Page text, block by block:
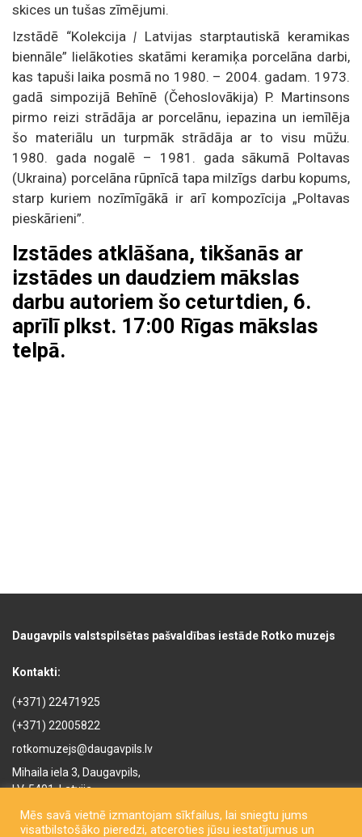
skices un tušas zīmējumi.
Izstādē “Kolekcija| Latvijas starptautiskā keramikas
biennāle” lielākoties skatāmi keramiķa porcelāna darbi,
kas tapuši laika posmā no 1980. – 2004. gadam. 1973.
gadā simpozijā Behīnē (Čehoslovākija) P. Martinsons
pirmo reizi strādāja ar porcelānu, iepazina un iemīlēja
šo materiālu un turpmāk strādāja ar to visu mūžu.
1980. gada nogalē – 1981. gada sākumā Poltavas
(Ukraina) porcelāna rūpnīcā tapa milzīgs darbu kopums,
starp kuriem nozīmīgākā ir arī kompozīcija „Poltavas
pieskārieni”.
Izstādes atklāšana, tikšanās ar
izstādes un daudziem mākslas
darbu autoriem šo ceturtdien, 6.
aprīlī plkst. 17:00 Rīgas mākslas
telpā.
Daugavpils valstspilsētas pašvaldības iestāde Rotko muzejs
Kontakti:
(+371) 22471925
(+371) 22005822
rotkomuzejs@daugavpils.lv
Mihaila iela 3, Daugavpils,
LV-5401, Latvija
Mēs savā vietnē izmantojam sīkfailus, lai sniegtu jums
visatbilstošāko pieredzi, atceroties jūsu iestatījumus un